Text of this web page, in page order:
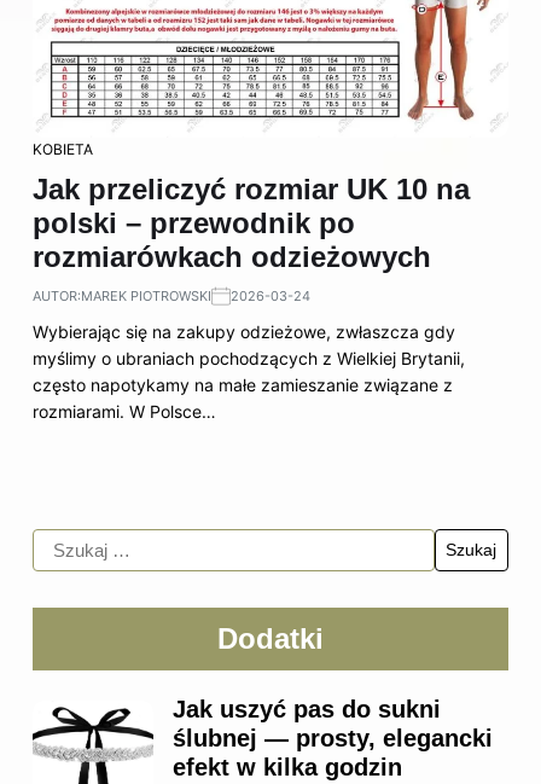
KOBIETA
Jak przeliczyć rozmiar UK 10 na
polski – przewodnik po
rozmiarówkach odzieżowych
AUTOR:MAREK PIOTROWSKI 2026-03-24
Wybierając się na zakupy odzieżowe, zwłaszcza gdy
myślimy o ubraniach pochodzących z Wielkiej Brytanii,
często napotykamy na małe zamieszanie związane z
rozmiarami. W Polsce…
Dodatki
Jak uszyć pas do sukni
ślubnej — prosty, elegancki
efekt w kilka godzin